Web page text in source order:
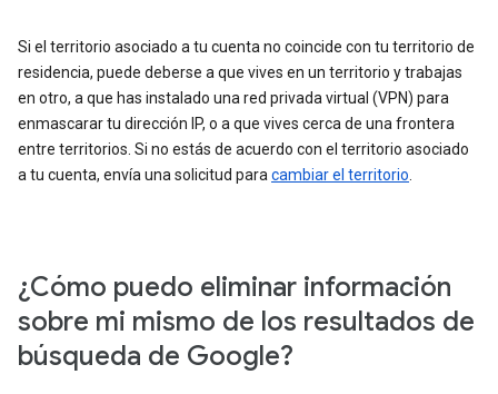
Si el territorio asociado a tu cuenta no coincide con tu territorio de
residencia, puede deberse a que vives en un territorio y trabajas
en otro, a que has instalado una red privada virtual (VPN) para
enmascarar tu dirección IP, o a que vives cerca de una frontera
entre territorios. Si no estás de acuerdo con el territorio asociado
a tu cuenta, envía una solicitud para cambiar el territorio
¿Cómo puedo eliminar información
sobre mi mismo de los resultados de
búsqueda de Google?